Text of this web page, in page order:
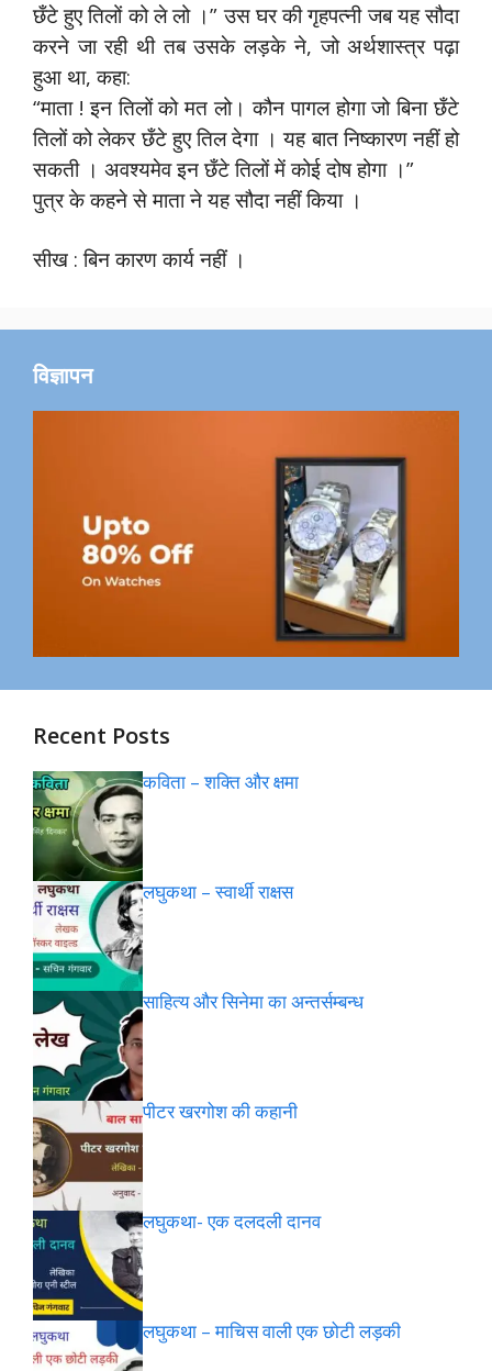
छँटे हुए तिलों को ले लो ।” उस घर की गृहपत्‍नी जब यह सौदा
करने जा रही थी तब उसके लड़के ने, जो अर्थशास्त्र पढ़ा
हुआ था, कहा:
“माता ! इन तिलों को मत लो। कौन पागल होगा जो बिना छँटे
तिलों को लेकर छँटे हुए तिल देगा । यह बात निष्कारण नहीं हो
सकती । अवश्यमेव इन छँटे तिलों में कोई दोष होगा ।”
पुत्र के कहने से माता ने यह सौदा नहीं किया ।
सीख : बिन कारण कार्य नहीं ।
विज्ञापन
Recent Posts
कविता – शक्ति और क्षमा
लघुकथा – स्वार्थी राक्षस
साहित्य और सिनेमा का अन्तर्सम्बन्ध
पीटर खरगोश की कहानी
लघुकथा- एक दलदली दानव
लघुकथा – माचिस वाली एक छोटी लड़की